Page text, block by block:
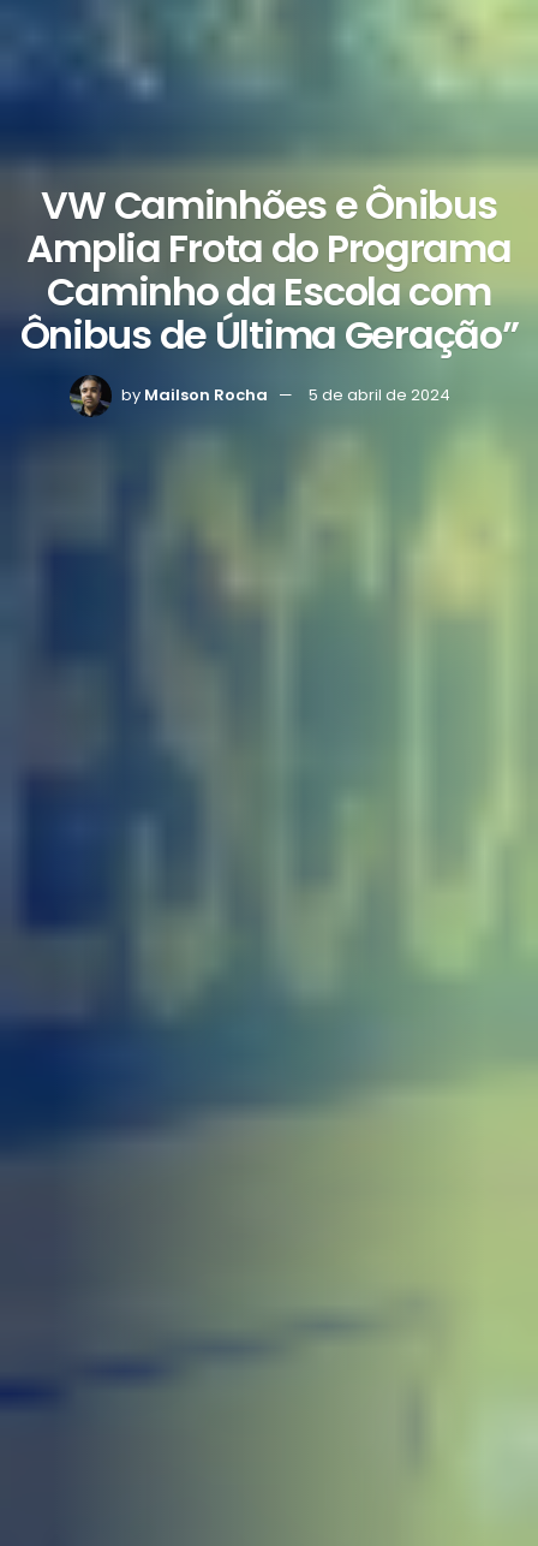
VW Caminhões e Ônibus
Amplia Frota do Programa
Caminho da Escola com
Ônibus de Última Geração”
by Mailson Rocha 5 de abril de 2024